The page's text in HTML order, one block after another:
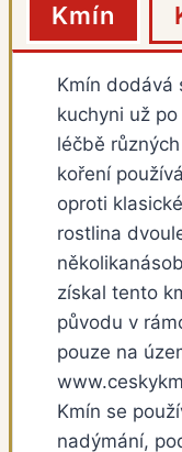
Kmín
Kmín dodává
kuchyni už
léčbě
koření
oproti
rostlina
získal tento
původu v
pouze na
Kmín se
nadýmání,